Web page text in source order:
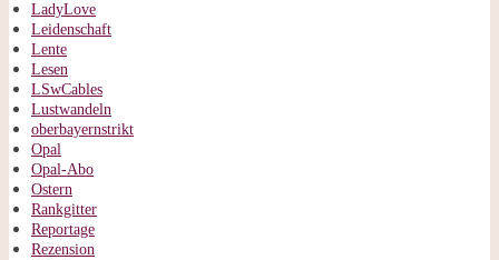
LadyLove
Leidenschaft
Lente
Lesen
LSwCables
Lustwandeln
oberbayernstrikt
Opal
Opal-Abo
Ostern
Rankgitter
Reportage
Rezension